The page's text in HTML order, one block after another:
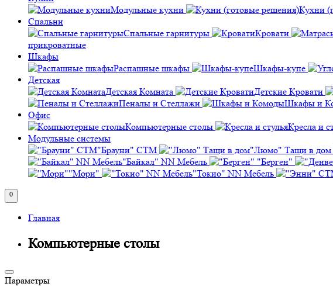
Модульные кухни
Кухни
Спальни
Спальные гарнитуры
Кровати
прикроватные
Шкафы
Распашные шкафы
Шкафы-купе
Детская
Детская Комната
Детские Кровати
Пеналы и Стеллажи
Шкафы и
Офис
Компьютерные столы
Кресла и
Модульные системы
"Брауни" СТМ
"Люмо" Тащи в дом
"Байкал" NN Мебель
"Берген"
"Мори"
"Токио" NN Мебель
0
Главная
Компьютерные столы
Параметры